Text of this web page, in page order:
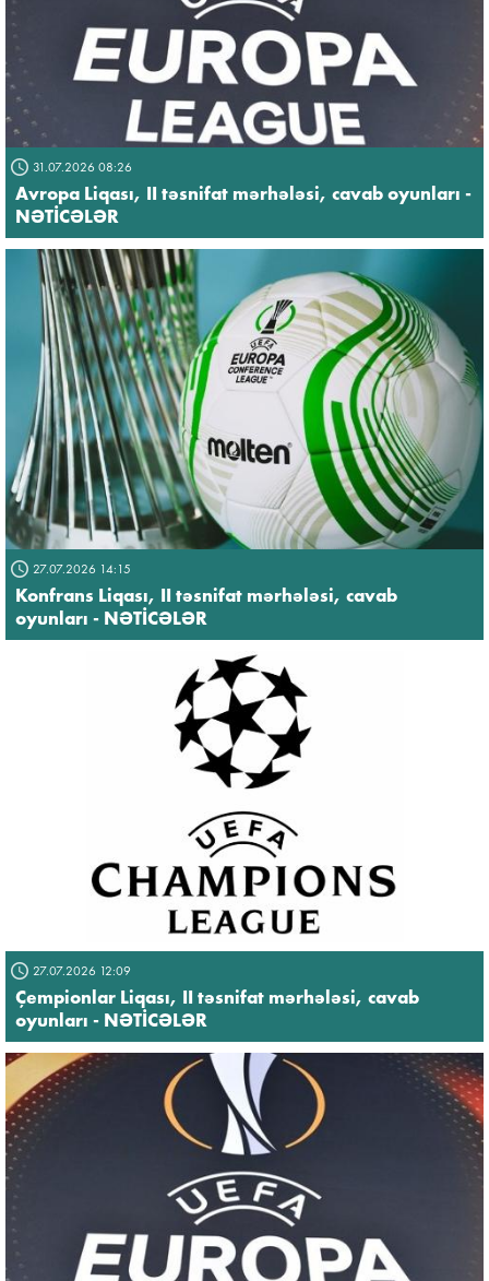
31.07.2026 08:26
Avropa Liqası, II təsnifat mərhələsi, cavab oyunları -
NƏTİCƏLƏR
27.07.2026 14:15
Konfrans Liqası, II təsnifat mərhələsi, cavab
oyunları - NƏTİCƏLƏR
27.07.2026 12:09
Çempionlar Liqası, II təsnifat mərhələsi, cavab
oyunları - NƏTİCƏLƏR